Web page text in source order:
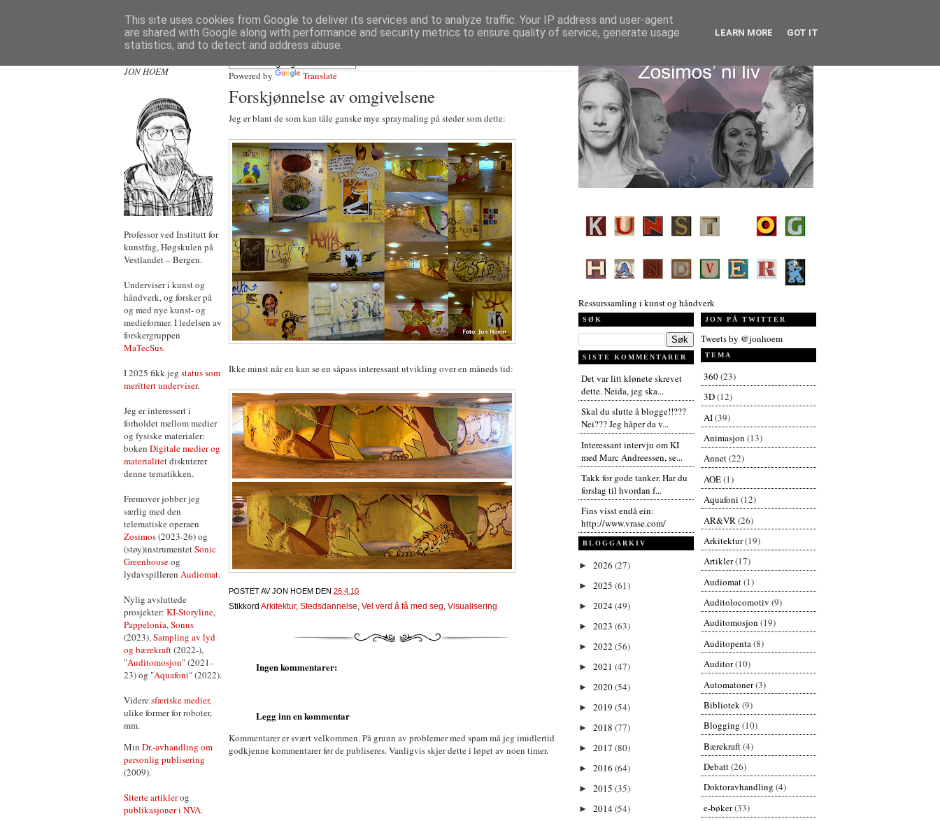
JON HOEM
Professor ved Institutt for
kunstfag, Høgskulen på
Vestlandet – Bergen.
Underviser i kunst og
håndverk, og forsker på
og med nye kunst- og
medieformer. I ledelsen av
forskergruppen
MaTecSus.
I 2025 fikk jeg status som
merittert underviser.
Jeg er interessert i
forholdet mellom medier
og fysiske materialer:
boken Digitale medier og
materialitetdiskuterer
denne tematikken.
Fremover jobber jeg
særlig med den
telematiske operaen
Zosimos(2023-26) og
(støy)instrumentetSonic
Greenhouseog
lydavspilleren Audiomat.
Nylig avsluttede
prosjekter: KI-Storyline,
Pappelonia,Sonus
(2023),Sampling av lyd
og bærekraft(2022-),
"Auditomosjon" (2021-
23) og "Aquafoni" (2022).
Videresfæriske medier,
ulike former for roboter,
mm.
Min Dr.-avhandling om
personlig publisering
(2009).
Siterte artiklerog
publikasjoner i NVA.
Powered by Translate
Forskjønnelse av omgivelsene
Jeg er blant de som kan tåle ganske mye spraymaling på steder som dette:
Ikke minst når en kan se en såpass interessant utvikling over en måneds tid:
POSTET AVJON HOEM DEN 26.4.10
Stikkord Arkitektur, Stedsdannelse Vel verd å få med seg Visualisering
Ingen kommentarer:
Legg inn en kommentar
Kommentarer er svært velkommen. På grunn av problemer med spam må jeg imidlertid
godkjenne kommentarer før de publiseres. Vanligvis skjer dette i løpet av noen timer.
Ressurssamling i kunst og håndverk
SØK
SISTE KOMMENTARER
Det var litt klønete skrevet
dette. Neida, jeg ska...
Skal du slutte å blogge!!???
Nei??? Jeg håper da v...
Interessant intervju om KI
med Marc Andreessen, se...
Takk for gode tanker. Har du
forslag til hvordan f...
Fins visst endå ein:
http://www.vrase.com/
BLOGGARKIV
► 2026 (27)
► 2025 (61)
► 2024(49)
► 2023 (63)
► 2022 (56)
► 2021 (47)
► 2020(54)
► 2019 (54)
► 2018 (77)
► 2017 (80)
► 2016 (64)
► 2015 (35)
► 2014(54)
JON PÅ TWITTER
Tweets by @jonhoem
TEMA
360(23)
3D(12)
AI(39)
Animasjon (13)
Annet(22)
AOE(1)
Aquafoni (12)
AR&VR (26)
Arkitektur(19)
Artikler(17)
Audiomat(1)
Auditolocomotiv (9)
Auditomosjon (19)
Auditopenta(8)
Auditor(10)
Automatoner(3)
Bibliotek(9)
Blogging (10)
Bærekraft(4)
Debatt(26)
Doktoravhandling (4)
e-bøker(33)
This site uses cookies from Google to deliver its services and to analyze traffic. Your IP address and user-agent
are shared with Google along with performance and security metrics to ensure quality of service, generate usage
statistics, and to detect and address abuse.
LEARN MORE GOT IT